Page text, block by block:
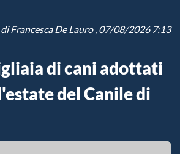
diFrancesca De Lauro, 07/08/2026 7:13
di cani adottati
del Canile di